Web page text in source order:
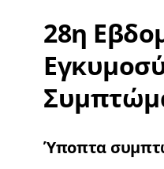
28η
Ύποπτα